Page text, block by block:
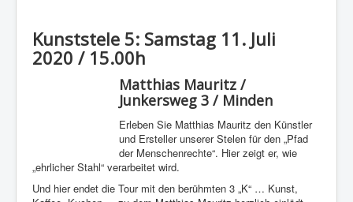
Kunststele 5: Samstag 11. Juli
2020 / 15.00h
Matthias Mauritz /
Junkersweg 3 / Minden
Erleben Sie Matthias Mauritz den Künstler
und Ersteller unserer Stelen für den „Pfad
der Menschenrechte“. Hier zeigt er, wie
„ehrlicher Stahl“ verarbeitet wird.
Und hier endet die Tour mit den berühmten 3 „K“ … Kunst,